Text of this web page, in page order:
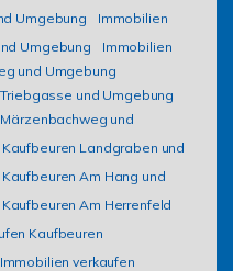
Umgebung
Immobilien
Umgebung
Immobilien
und Umgebung
und Umgebung
und
Landgraben und
Am Hang und
Am Herrenfeld
Kaufbeuren
Immobilien verkaufen